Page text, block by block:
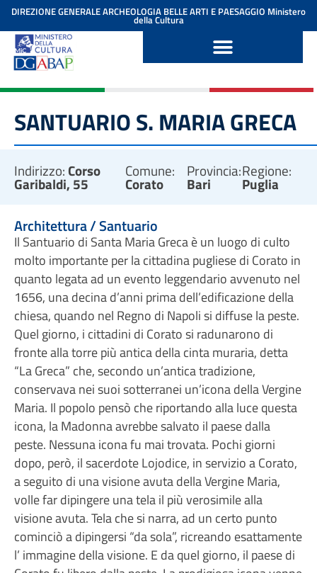
contenuto
DIREZIONE GENERALE ARCHEOLOGIA BELLE ARTI E PAESAGGIO Ministero
della Cultura
SANTUARIO S. MARIA GRECA
Indirizzo: Corso
Garibaldi, 55
Comune:
Corato
Provincia:
Bari
Regione:
Puglia
Architettura / Santuario
Il Santuario di Santa Maria Greca è un luogo di culto
molto importante per la cittadina pugliese di Corato in
quanto legata ad un evento leggendario avvenuto nel
1656, una decina d’anni prima dell’edificazione della
chiesa, quando nel Regno di Napoli si diffuse la peste.
Quel giorno, i cittadini di Corato si radunarono di
fronte alla torre più antica della cinta muraria, detta
“La Greca” che, secondo un’antica tradizione,
conservava nei suoi sotterranei un’icona della Vergine
Maria. Il popolo pensò che riportando alla luce questa
icona, la Madonna avrebbe salvato il paese dalla
peste. Nessuna icona fu mai trovata. Pochi giorni
dopo, però, il sacerdote Lojodice, in servizio a Corato,
a seguito di una visione avuta della Vergine Maria,
volle far dipingere una tela il più verosimile alla
visione avuta. Tela che si narra, ad un certo punto
cominciò a dipingersi “da sola”, ricreando esattamente
l’ immagine della visione. E da quel giorno, il paese di